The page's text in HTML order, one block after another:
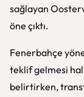
sağlayan
öne çıktı.
Fenerbahçe
teklif gelmesi
belirtirken,